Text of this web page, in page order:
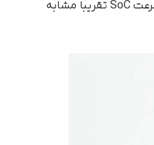
نتیجه می گیرد که این SoC تقریباً معادل CPU های AMD و اینتل است اما فقط 85 درصد به سرعت SoC تقریبا مشابه